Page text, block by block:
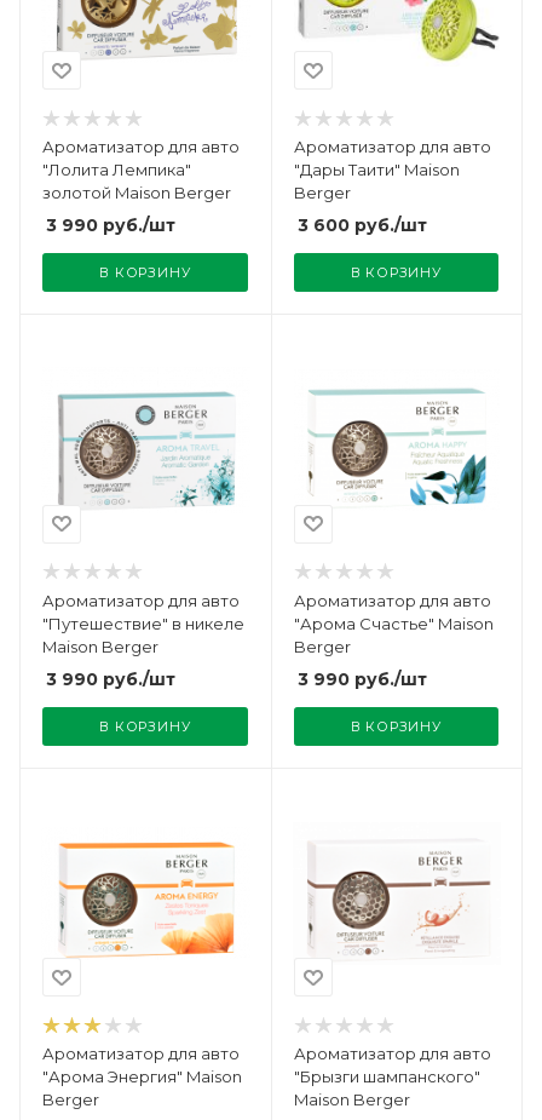
Ароматизатор для авто
"Лолита Лемпика"
золотой Maison Berger
3 990 руб./шт
В КОРЗИНУ
Ароматизатор для авто
"Дары Таити" Maison
Berger
3 600руб./шт
В КОРЗИНУ
Ароматизатор для авто
"Путешествие" в никеле
Maison Berger
3 990 руб./шт
В КОРЗИНУ
Ароматизатор для авто
"Арома Счастье" Maison
Berger
3 990руб./шт
В КОРЗИНУ
Ароматизатор для авто
"Арома Энергия" Maison
Berger
Ароматизатор для авто
"Брызги шампанского"
Maison Berger